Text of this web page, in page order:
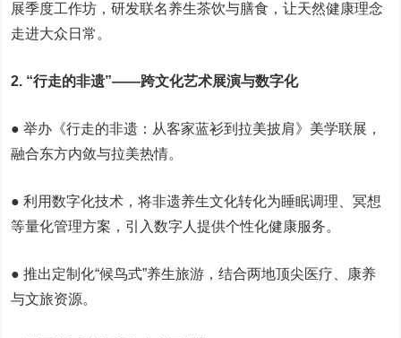
展季度工作坊，研发联名养生茶饮与膳食，让天然健康理念
走进大众日常。
2. “行走的非遗”——跨文化艺术展演与数字化
● 举办《行走的非遗：从客家蓝衫到拉美披肩》美学联展，
融合东方内敛与拉美热情。
● 利用数字化技术，将非遗养生文化转化为睡眠调理、冥想
等量化管理方案，引入数字人提供个性化健康服务。
● 推出定制化“候鸟式”养生旅游，结合两地顶尖医疗、康养
与文旅资源。